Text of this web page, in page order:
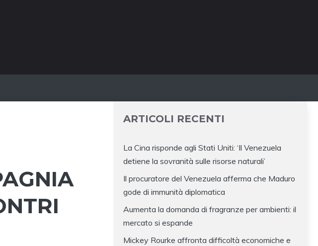
ARTICOLI RECENTI
La Cina risponde agli Stati Uniti: ‘Il Venezuela
detiene la sovranità sulle risorse naturali’
Il procuratore del Venezuela afferma che Maduro
gode di immunità diplomatica
Aumenta la domanda di fragranze per ambienti: il
mercato si espande
Mickey Rourke affronta difficoltà economiche e